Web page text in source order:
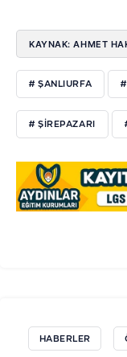
KAYNAK: AHMET
# ŞANLIURFA
# ŞIREPAZARI
HABERLER